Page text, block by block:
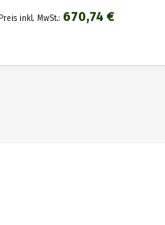
Preis inkl. MwSt.: 670,74 €